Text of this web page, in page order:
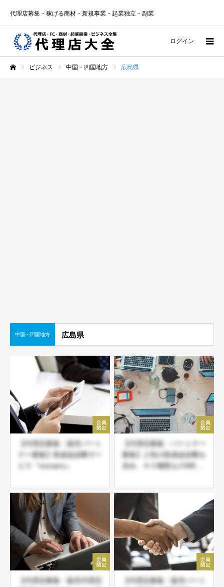
代理店募集・稼げる商材・新規事業・起業独立・副業
ログイン
ビジネス 中国・四国地方 広島県
中国・四国地方 広島県
【代理店募集・販売パート
ナー募集】助成金診断サー
ビス『moraeru』
【代理店募集・パートナー
募集】人気の助成金診断を
含め、６０種類ものWEB
扱い可能な ＪＤネットパ
ートナー募集
【代理店募集・販売代理店
【代理店募集・販売パート